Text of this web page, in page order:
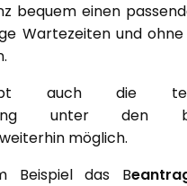
bequem einen
Wartezeiten und
auch die
unter den
möglich.
Beispiel das B